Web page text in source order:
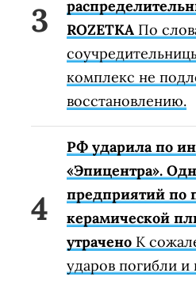
ROZETKA По
комплекс не
восстановлению.
РФ ударила по
«Эпицентра».
предприятий по
керамической
утрачено К
ударов погибли